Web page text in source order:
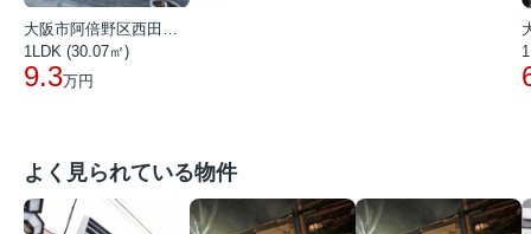
大阪市阿倍野区西田辺町２丁目
1LDK (30.07㎡)
9.3万円
よく見られている物件